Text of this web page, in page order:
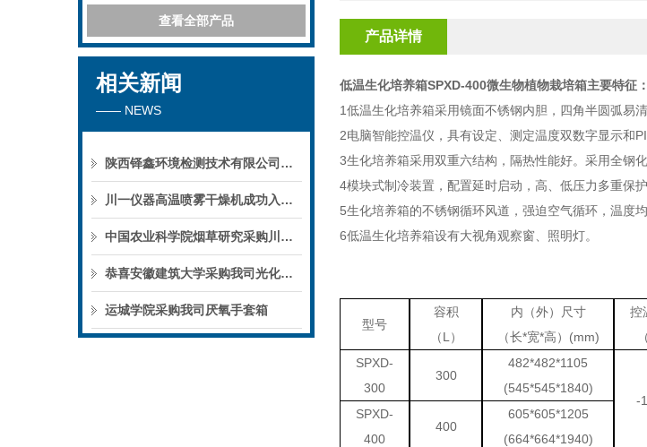
查看全部产品
相关新闻
—— NEWS
陕西铎鑫环境检测技术有限公司采购我司全自动液液萃取仪
川一仪器高温喷雾干燥机成功入驻鄱阳职业学院，助力职业教育实训平台升级
中国农业科学院烟草研究采购川一仪器喷雾干燥机
恭喜安徽建筑大学采购我司光化学反应仪
运城学院采购我司厌氧手套箱
产品详情
低温生化培养箱SPXD-400微生物植物栽培箱主要特征：
1低温生化培养箱采用镜面不锈钢内胆，四角半圆弧易
2电脑智能控温仪，具有设定、测定温度双数字显示和
3生化培养箱采用双重六结构，隔热性能好。采用全钢
4模块式制冷装置，配置延时启动，高、低压力多重保护
5生化培养箱的不锈钢循环风道，强迫空气循环，温度均
6低温生化培养箱设有大视角观察窗、照明灯。
型号
容积
（L）
内（外）尺寸
（长*宽*高）(mm)
控
SPXD-
300
300
482*482*1105
(545*545*1840)
-
SPXD-
400
400
605*605*1205
(664*664*1940)